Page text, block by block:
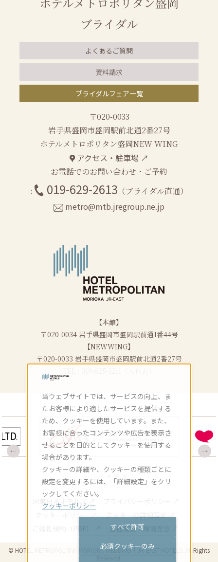
ブライダル
よくあるご質問
資料請求
ブライダルフェア一覧
〒020-0033
岩手県盛岡市盛岡駅前北通2番27号
ホテルメトロポリタン盛岡NEW WING
アクセス・駐車場 ↗
お電話でのお問い合わせ・ご予約
:
019-629-2613 （ブライダル直通）
metro@mtb.jregroup.ne.jp
【本館】
〒020-0034 岩手県盛岡市盛岡駅前通1番44号
【NEWWING】
〒020-0033 岩手県盛岡市盛岡駅前北通2番27号
JR東日本ホテルズ ↗
クッキーポリシー ↗
クッキーの詳細設定 ↗
会社概要・環境理念 ↗
© HOTEL METROPOLITAN MORIOKA WEDDING｜JR-EAST HOTELS. All Rights
当ウェブサイトでは、サービスの向上、ま
たお客様により適したサービスを提供する
ため、クッキーを使用しています。また、
お客様に合ったコンテンツや広告を表示さ
せることを目的としてクッキーを使用する
場合があります。
クッキーの詳細や、クッキーの種類ごとに
設定を変更するには、「詳細設定」をクリ
ックしてください。
クッキーポリシー
すべて許可
必須クッキーのみ